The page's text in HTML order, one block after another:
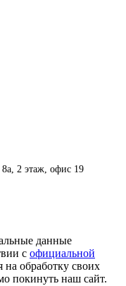
8а, 2 этаж, офис 19
данные
с официальной
на обработку своих
покинуть наш сайт.